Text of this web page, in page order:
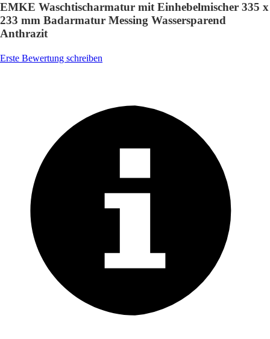
EMKE Waschtischarmatur mit Einhebelmischer 335 x
233 mm Badarmatur Messing Wassersparend
Anthrazit
Erste Bewertung schreiben